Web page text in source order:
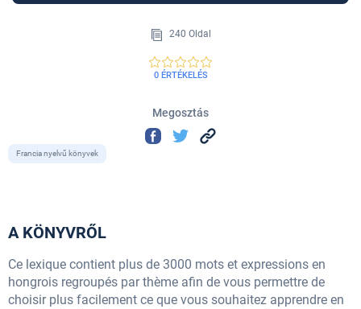
240 Oldal
0 ÉRTÉKELÉS
Megosztás
Francia nyelvű könyvek
A KÖNYVRŐL
Ce lexique contient plus de 3000 mots et expressions en
hongrois regroupés par thème afin de vous permettre de
choisir plus facilement ce que vous souhaitez apprendre en